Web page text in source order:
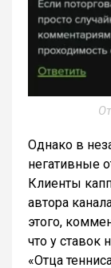
Однако в
негативные
Клиенты
автора
этого,
что у ставок
«Отца